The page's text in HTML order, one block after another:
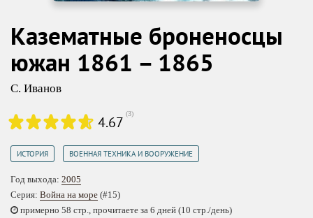
Казематные броненосцы
южан 1861 – 1865
С. Иванов
4.67 (3)
ИСТОРИЯ ВОЕННАЯ ТЕХНИКА И ВООРУЖЕНИЕ
Год выхода: 2005
Серия: Война на море (#15)
примерно 58 стр., прочитаете за 6 дней (10 стр./день)